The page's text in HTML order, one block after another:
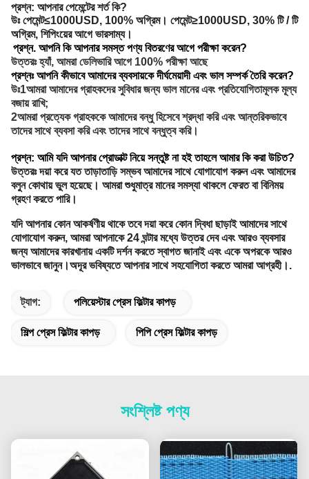
প্রশ্ন: আপনার পেমেন্টের শর্ত কি?
উঃ পেমেন্ট≤1000USD, 100% অগ্রিম। পেমেন্ট≥1000USD, 30% টি / টি
অগ্রিম, শিপিংয়ের আগে ভারসাম্য।
প্রশ্ন. আপনি কি আপনার সমস্ত পণ্য বিতরণের আগে পরীক্ষা করেন?
উত্তরঃ হ্যাঁ, আমরা ডেলিভারি আগে 100% পরীক্ষা আছে
প্রশ্নঃ আপনি কীভাবে আমাদের ব্যবসায়কে দীর্ঘমেয়াদী এবং ভাল সম্পর্ক তৈরি করেন?
উঃ1আমরা আমাদের গ্রাহকদের সুবিধার জন্য ভাল মানের এবং প্রতিযোগিতামূলক মূল্য
বজায় রাখি;
2আমরা প্রত্যেক গ্রাহককে আমাদের বন্ধু হিসেবে শ্রদ্ধা করি এবং আন্তরিকভাবে
তাদের সাথে ব্যবসা করি এবং তাদের সাথে বন্ধুত্ব করি।
প্রশ্ন: আমি যদি আপনার প্রোডাক্ট নিয়ে সন্তুষ্ট না হই তাহলে আমার কি করা উচিত?
উত্তরঃ দয়া করে যত তাড়াতাড়ি সম্ভব আমাদের সাথে যোগাযোগ করুন এবং আমাদের
বলুন কোথায় ভুল হয়েছে। আমরা শুধুমাত্র মানের সমস্যা থাকলে ফেরত বা বিনিময়
গ্রহণ করতে পারি।
যদি আপনার কোন আকর্ষণীয় থাকে তবে দয়া করে কোন দ্বিধা ছাড়াই আমাদের সাথে
যোগাযোগ করুন, আমরা আপনাকে 24 ঘন্টার মধ্যে উত্তর দেব এবং আরও ব্যবসার
জন্য আমাদের কারখানায় একটি দর্শন করতে স্বাগত জানাই এবং একে অপরকে আরও
ভালভাবে জানুন।অদূর ভবিষ্যতে আপনার সাথে সহযোগিতা করতে আমরা আগ্রহী।.
ট্যাগ: পলিয়েস্টার প্রেস ফিল্টার কাপড়
শিল্প প্রেস ফিল্টার কাপড় পিপি প্রেস ফিল্টার কাপড়
সংশ্লিষ্ট পণ্য